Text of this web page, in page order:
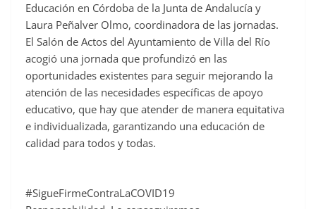
Educación en Córdoba de la Junta de Andalucía y
Laura Peñalver Olmo, coordinadora de las jornadas.
El Salón de Actos del Ayuntamiento de Villa del Río
acogió una jornada que profundizó en las
oportunidades existentes para seguir mejorando la
atención de las necesidades específicas de apoyo
educativo, que hay que atender de manera equitativa
e individualizada, garantizando una educación de
calidad para todos y todas.
#SigueFirmeContraLaCOVID19